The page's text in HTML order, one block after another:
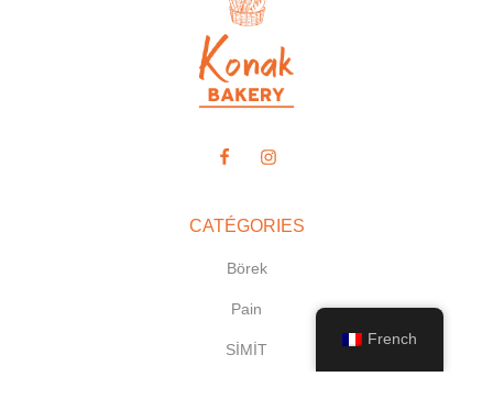
CATÉGORIES
Börek
Pain
SİMİT
French